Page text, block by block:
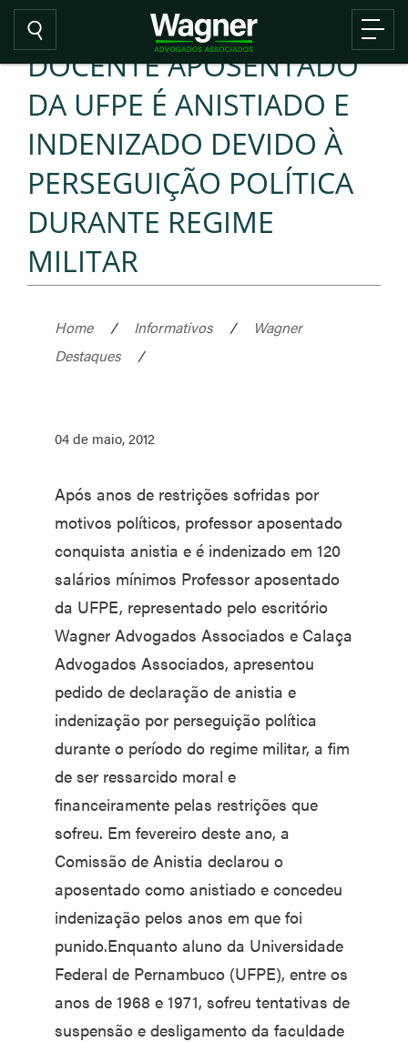
DOCENTE APOSENTADO
DA UFPE É ANISTIADO E
INDENIZADO DEVIDO À
PERSEGUIÇÃO POLÍTICA
DURANTE REGIME
MILITAR
Home / Informativos /
Wagner
Destaques
/
04 de maio, 2012
Após anos de restrições sofridas por
motivos políticos, professor aposentado
conquista anistia e é indenizado em 120
salários mínimos Professor aposentado
da UFPE, representado pelo escritório
Wagner Advogados Associados e Calaça
Advogados Associados, apresentou
pedido de declaração de anistia e
indenização por perseguição política
durante o período do regime militar, a fim
de ser ressarcido moral e
financeiramente pelas restrições que
sofreu. Em fevereiro deste ano, a
Comissão de Anistia declarou o
aposentado como anistiado e concedeu
indenização pelos anos em que foi
punido.Enquanto aluno da Universidade
Federal de Pernambuco (UFPE), entre os
anos de 1968 e 1971, sofreu tentativas de
suspensão e desligamento da faculdade